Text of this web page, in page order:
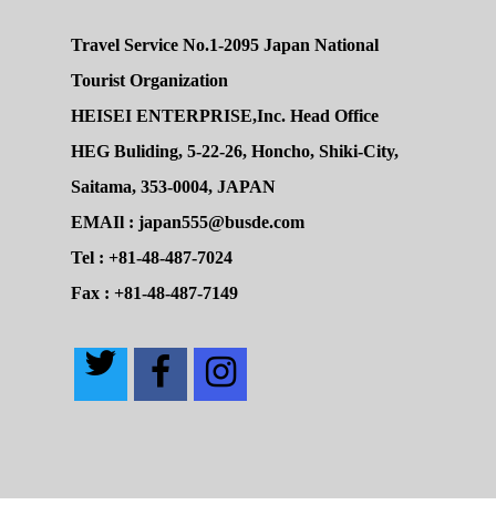
Travel Service No.1-2095 Japan National
Tourist Organization
HEISEI ENTERPRISE,Inc. Head Office
HEG Buliding, 5-22-26, Honcho, Shiki-City,
Saitama, 353-0004, JAPAN
EMAIl : japan555@busde.com
Tel : +81-48-487-7024
Fax : +81-48-487-7149